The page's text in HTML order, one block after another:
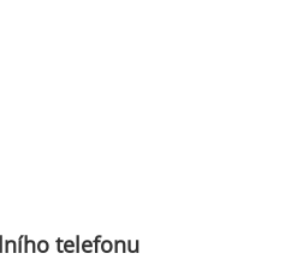
telefonu